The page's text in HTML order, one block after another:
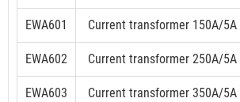
EWA601 Current transformer 150A/5A
EWA602 Current transformer 250A/5A
EWA603 Current transformer 350A/5A